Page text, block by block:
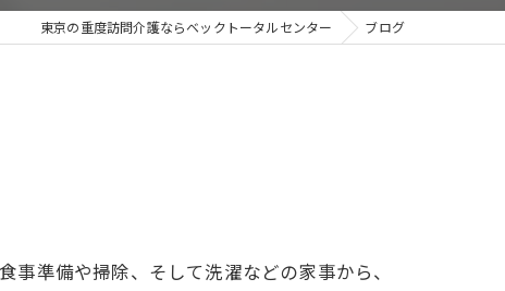
東京の重度訪問介護ならベックトータルセンター ブログ
準備や掃除、そして洗濯などの家事から、